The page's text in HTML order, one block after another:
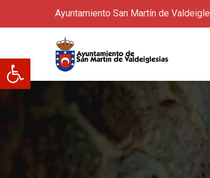
Abrir barra de herramientas
Ayuntamiento San Martín de